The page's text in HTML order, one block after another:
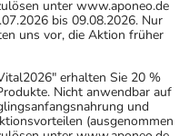
Strahlung, z.B. in
Sonnenbädern, weil die
Arzneimittels
Probleme oder
sollte die Behandlung
unter www.aponeo.de
bis 09.08.2026. Nur
uns vor, die Aktion früher
erhalten Sie 20 %
Nicht anwendbar auf
und
(ausgenommen